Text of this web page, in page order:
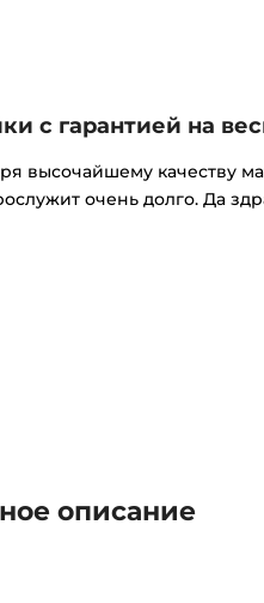
с гарантией на
высочайшему качеству
очень долго. Да
описание